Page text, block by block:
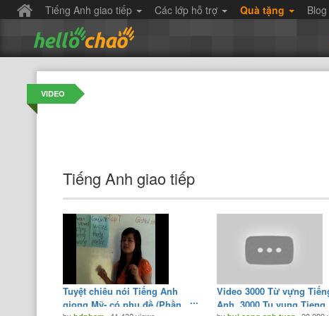
Tiếng Anh giao tiếp Các lớp hỗ trợ Quà tặng Blog
VIDEO
Tiếng Anh giao tiếp
Tuyệt chiêu nói Tiếng Anh
giọng Mỹ- có phụ đề (Phần
Video 3000 Từ vựng
Anh, 3000 Tu vung Tieng